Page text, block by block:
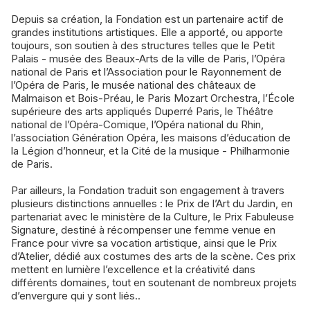
Depuis sa création, la Fondation est un partenaire actif de
grandes institutions artistiques. Elle a apporté, ou apporte
toujours, son soutien à des structures telles que le Petit
Palais - musée des Beaux-Arts de la ville de Paris, l’Opéra
national de Paris et l’Association pour le Rayonnement de
l’Opéra de Paris, le musée national des châteaux de
Malmaison et Bois-Préau, le Paris Mozart Orchestra, l’École
supérieure des arts appliqués Duperré Paris, le Théâtre
national de l’Opéra-Comique, l’Opéra national du Rhin,
l’association Génération Opéra, les maisons d’éducation de
la Légion d’honneur, et la Cité de la musique - Philharmonie
de Paris.
Par ailleurs, la Fondation traduit son engagement à travers
plusieurs distinctions annuelles : le Prix de l’Art du Jardin, en
partenariat avec le ministère de la Culture, le Prix Fabuleuse
Signature, destiné à récompenser une femme venue en
France pour vivre sa vocation artistique, ainsi que le Prix
d’Atelier, dédié aux costumes des arts de la scène. Ces prix
mettent en lumière l’excellence et la créativité dans
différents domaines, tout en soutenant de nombreux projets
d’envergure qui y sont liés..